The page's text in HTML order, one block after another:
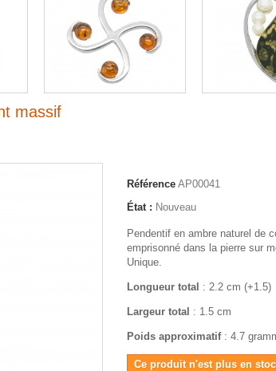
massif
Référence AP00041
État : Nouveau
Pendentif en ambre naturel de
emprisonné dans la pierre sur
Unique.
Longueur total : 2.2 cm (+1.5)
Largeur total : 1.5 cm
Poids approximatif : 4.7
Ce produit n'est plus en